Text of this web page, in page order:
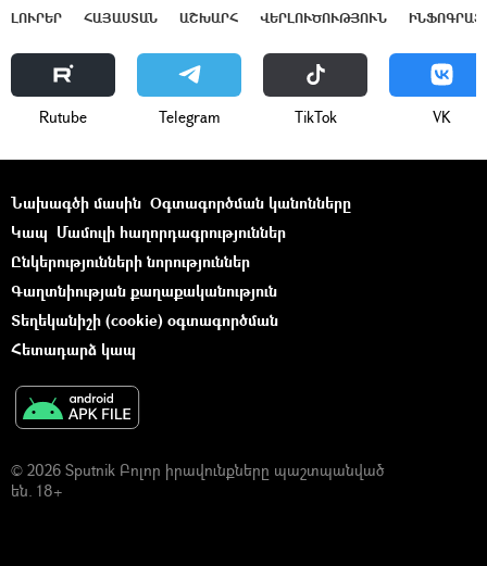
ԼՈՒՐԵՐ ՀԱՅԱՍՏԱՆ ԱՇԽԱՐՀ ՎԵՐԼՈՒԾՈՒԹՅՈՒՆ
Rutube Telegram ТikТоk VK
Նախագծի մասին Օգտագործման կանոնները
Կապ Մամուլի հաղորդագրություններ
Ընկերությունների նորություններ
Գաղտնիության քաղաքականություն
Տեղեկանիշի (cookie) օգտագործման
Հետադարձ կապ
© 2026 Sputnik Բոլոր իրավունքները պաշտպանված
են. 18+